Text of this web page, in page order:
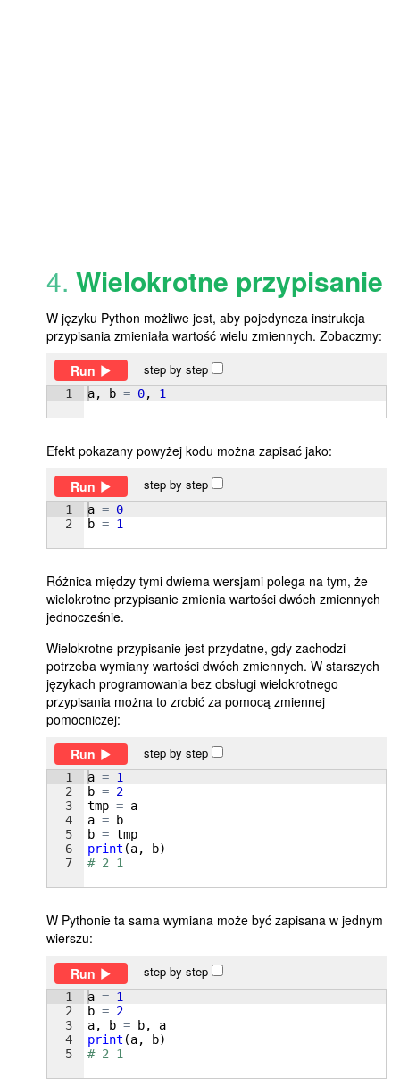
4. Wielokrotne przypisanie
W języku Python możliwe jest, aby pojedyncza instrukcja
przypisania zmieniała wartość wielu zmiennych. Zobaczmy:
Run
step by step
1 a, b = 0, 1
Efekt pokazany powyżej kodu można zapisać jako:
Run
step by step
1
2
a = 0
b = 1
Różnica między tymi dwiema wersjami polega na tym, że
wielokrotne przypisanie zmienia wartości dwóch zmiennych
jednocześnie.
Wielokrotne przypisanie jest przydatne, gdy zachodzi
potrzeba wymiany wartości dwóch zmiennych. W starszych
językach programowania bez obsługi wielokrotnego
przypisania można to zrobić za pomocą zmiennej
pomocniczej:
Run
step by step
1
2
3
4
5
6
7
a = 1
b = 2
tmp = a
a =
b
b = tmp
print (a, b)
# 2 1
W Pythonie ta sama wymiana może być zapisana w jednym
wierszu:
Run
step by step
1
2
3
4
5
a = 1
b = 2
a, b = b, a
print (a, b)
# 2 1